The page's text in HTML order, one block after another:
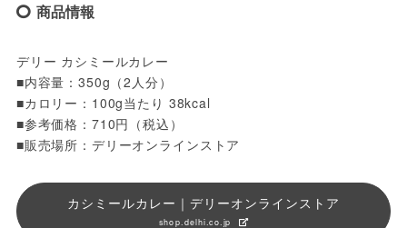
商品情報
デリー カシミールカレー
■内容量：350g（2人分）
■カロリー：100g当たり 38kcal
■参考価格：710円（税込）
■販売場所：デリーオンラインストア
カシミールカレー｜デリーオンラインストア
shop.delhi.co.jp